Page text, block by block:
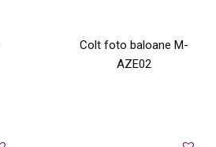
Colt foto baloane M-
AZE02